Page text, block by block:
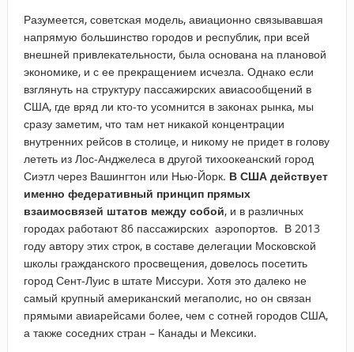
Разумеется, советская модель, авиационно связывавшая
напрямую большинство городов и республик, при всей
внешней привлекательности, была основана на плановой
экономике, и с ее прекращением исчезла. Однако если
взглянуть на структуру пассажирских авиасообщений в
США, где вряд ли кто-то усомнится в законах рынка, мы
сразу заметим, что там нет никакой концентрации
внутренних рейсов в столице, и никому не придет в голову
лететь из Лос-Анджелеса в другой тихоокеанский город
Сиэтл через Вашингтон или Нью-Йорк. В США действует
именно федеративный принцип прямых
взаимосвязей штатов между собой, и в различных
городах работают 86 пассажирских аэропортов. В 2013
году автору этих строк, в составе делегации Московской
школы гражданского просвещения, довелось посетить
город Сент-Луис в штате Миссури. Хотя это далеко не
самый крупный американский мегаполис, но он связан
прямыми авиарейсами более, чем с сотней городов США,
а также соседних стран – Канады и Мексики.